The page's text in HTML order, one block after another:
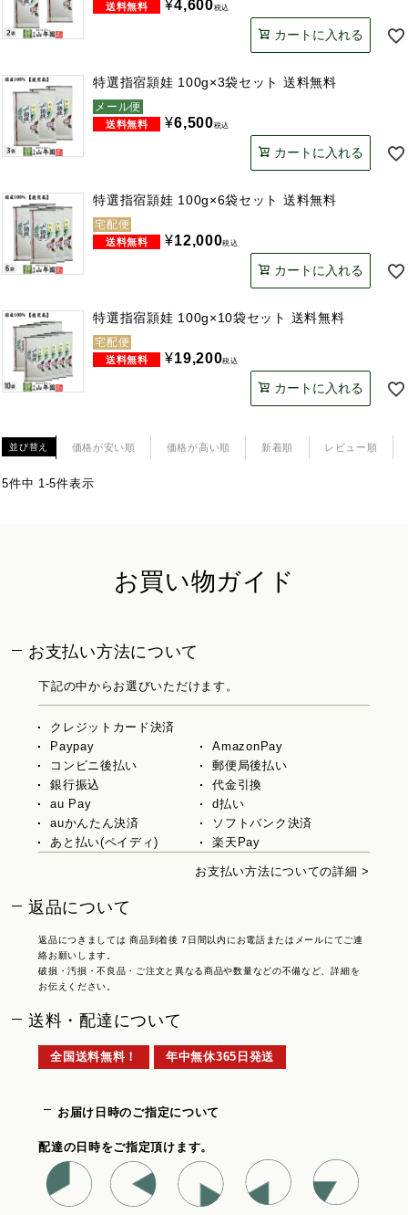
¥4,600税込
カートに入れる
特選指宿頴娃 100g×3袋セット 送料無料
メール便
¥6,500税込
カートに入れる
特選指宿頴娃 100g×6袋セット 送料無料
宅配便
¥12,000税込
カートに入れる
特選指宿頴娃 100g×10袋セット 送料無料
宅配便
¥19,200税込
カートに入れる
並び替え 価格が安い順 価格が高い順 新着順 レビュー順
5件中 1 -5件表示
お買い物ガイド
お支払い方法について
下記の中からお選びいただけます。
クレジットカード決済
Paypay
AmazonPay
コンビニ後払い
郵便局後払い
銀行振込
代金引換
au Pay
d払い
auかんたん決済
ソフトバンク決済
あと払い(ペイディ)
楽天Pay
お支払い方法についての詳細 >
返品について
返品につきましては 商品到着後 7日間以内にお電話またはメールにてご連
絡お願いします。
破損・汚損・不良品・ご注文と異なる商品や数量などの不備など、詳細を
お伝えください。
送料・配達について
全国送料無料！ 年中無休365日発送
お届け日時のご指定について
配達の日時をご指定頂けます。